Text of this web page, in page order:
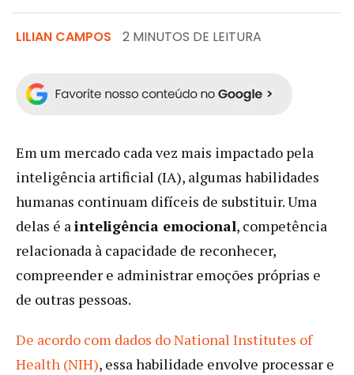
LILIAN CAMPOS 2 MINUTOS DE LEITURA
Em um mercado cada vez mais impactado pela
inteligência artificial (IA), algumas habilidades
humanas continuam difíceis de substituir. Uma
delas é ainteligência emocional, competência
relacionada à capacidade de reconhecer,
compreender e administrar emoções próprias e
de outras pessoas.
De acordo com dados do National Institutes of
Health (NIH), essa habilidade envolve processar e